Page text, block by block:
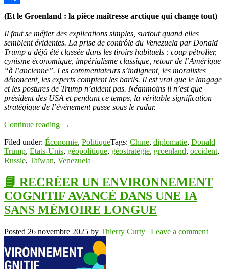
Link
Partager
(Et le Groenland : la pièce maîtresse arctique qui change tout)
Il faut se méfier des explications simples, surtout quand elles
semblent évidentes. La prise de contrôle du Venezuela par Donald
Trump a déjà été classée dans les tiroirs habituels : coup pétrolier,
cynisme économique, impérialisme classique, retour de l’Amérique
“à l’ancienne”. Les commentateurs s’indignent, les moralistes
dénoncent, les experts comptent les barils. Il est vrai que le langage
et les postures de Trump n’aident pas. Néanmoins il n’est que
président des USA et pendant ce temps, la véritable signification
stratégique de l’événement passe sous le radar.
Continue reading →
Filed under: Économie, PolitiqueTags: Chine, diplomatie, Donald
Trump, Etats-Unis, géopolitique, géostratégie, groenland, occident,
Russie, Taïwan, Venezuela
📘 RECRÉER UN ENVIRONNEMENT
COGNITIF AVANCÉ DANS UNE IA
SANS MÉMOIRE LONGUE
Posted 26 novembre 2025 by Thierry Curty | Leave a comment